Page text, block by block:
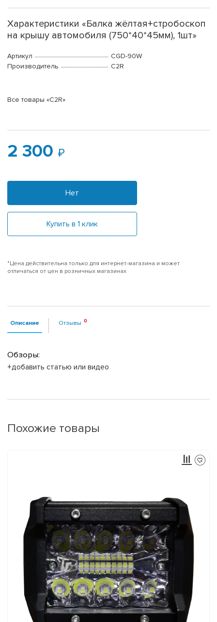
Характеристики «Балка жёлтая+стробоскоп
на крышу автомобиля (750*40*45мм), 1шт»
Артикул
CGD-90W
Производитель
C2R
Все товары «C2R»
2 300
Нет
Купить в 1 клик
*Цена действительна только для интернет-магазина и может
отличаться от цен в розничных магазинах
Описание Отзывы
Обзоры:
+добавить статью или видео
Похожие товары